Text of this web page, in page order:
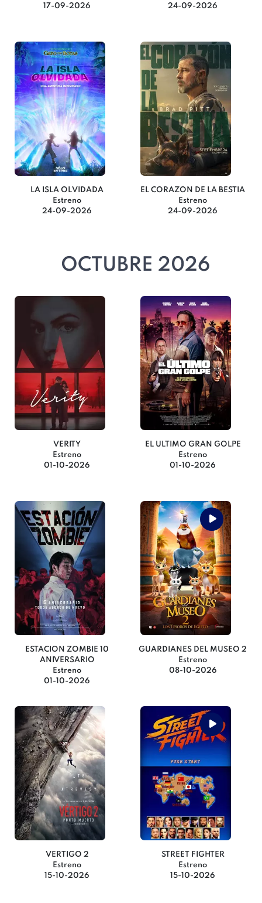
17-09-2026
24-09-2026
LA ISLA OLVIDADA
Estreno
24-09-2026
EL CORAZON DE LA BESTIA
Estreno
24-09-2026
OCTUBRE 2026
VERITY
Estreno
01-10-2026
EL ULTIMO GRAN GOLPE
Estreno
01-10-2026
ESTACION ZOMBIE 10
ANIVERSARIO
Estreno
01-10-2026
GUARDIANES DEL MUSEO 2
Estreno
08-10-2026
VERTIGO 2
Estreno
15-10-2026
STREET FIGHTER
Estreno
15-10-2026